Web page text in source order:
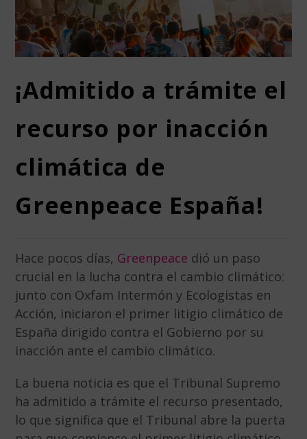
¡Admitido a trámite el
recurso por inacción
climática de
Greenpeace España!
Hace pocos días, Greenpeace dió un paso
crucial en la lucha contra el cambio climático:
junto con Oxfam Intermón y Ecologistas en
Acción, iniciaron el primer litigio climático de
España dirigido contra el Gobierno por su
inacción ante el cambio climático.
La buena noticia es que el Tribunal Supremo
ha admitido a trámite el recurso presentado,
lo que significa que el Tribunal abre la puerta